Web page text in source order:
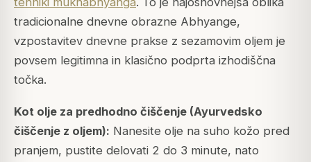
tradicionalne dnevne obrazne Abhyange,
vzpostavitev dnevne prakse z sezamovim oljem je
povsem legitimna in klasično podprta izhodiščna
točka.
Kot olje za predhodno čiščenje (Ayurvedsko
čiščenje z oljem): Nanesite olje na suho kožo pred
pranjem, pustite delovati 2 do 3 minute, nato